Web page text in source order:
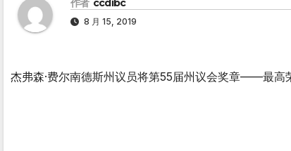
作者 ccdibc
8 月 15, 2019
杰弗森·费尔南德斯州议员将第55届州议会奖章——最高